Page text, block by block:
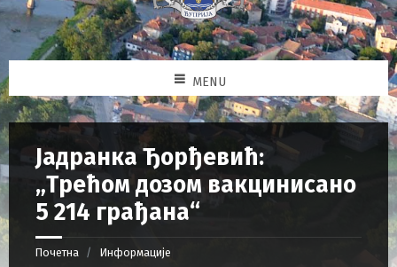
MENU
Јадранка Ђорђевић:
„Трећом дозом вакцинисано
5 214 грађана“
Почетна Информације